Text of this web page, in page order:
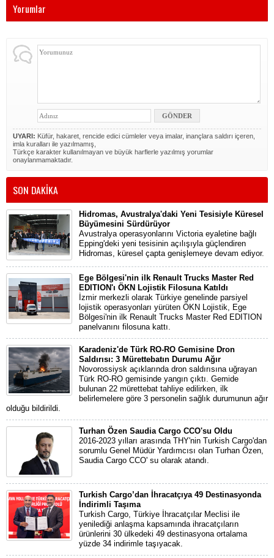
Yorumlar
UYARI: Küfür, hakaret, rencide edici cümleler veya imalar, inançlara saldırı içeren,
imla kuralları ile yazılmamış,
Türkçe karakter kullanılmayan ve büyük harflerle yazılmış yorumlar
onaylanmamaktadır.
SON DAKİKA
Hidromas, Avustralya'daki Yeni Tesisiyle Küresel
Büyümesini Sürdürüyor
Avustralya operasyonlarını Victoria eyaletine bağlı
Epping'deki yeni tesisinin açılışıyla güçlendiren
Hidromas, küresel çapta genişlemeye devam ediyor.
Ege Bölgesi'nin ilk Renault Trucks Master Red
EDITION'ı ÖKN Lojistik Filosuna Katıldı
İzmir merkezli olarak Türkiye genelinde parsiyel
lojistik operasyonları yürüten ÖKN Lojistik, Ege
Bölgesi'nin ilk Renault Trucks Master Red EDITION
panelvanını filosuna kattı.
Karadeniz'de Türk RO-RO Gemisine Dron
Saldırısı: 3 Mürettebatın Durumu Ağır
Novorossiysk açıklarında dron saldırısına uğrayan
Türk RO-RO gemisinde yangın çıktı. Gemide
bulunan 22 mürettebat tahliye edilirken, ilk
belirlemelere göre 3 personelin sağlık durumunun ağır
olduğu bildirildi.
Turhan Özen Saudia Cargo CCO'su Oldu
2016-2023 yılları arasında THY'nin Turkish Cargo'dan
sorumlu Genel Müdür Yardımcısı olan Turhan Özen,
Saudia Cargo CCO' su olarak atandı.
Turkish Cargo’dan İhracatçıya 49 Destinasyonda
İndirimli Taşıma
Turkish Cargo, Türkiye İhracatçılar Meclisi ile
yenilediği anlaşma kapsamında ihracatçıların
ürünlerini 30 ülkedeki 49 destinasyona ortalama
yüzde 34 indirimle taşıyacak.